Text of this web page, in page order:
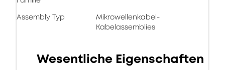
Assembly Typ
Mikrowellenkabel-
Kabelassemblies
Wesentliche Eigenschaften